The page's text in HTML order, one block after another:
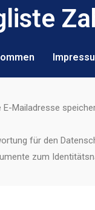
Mailadresse
für den
zum